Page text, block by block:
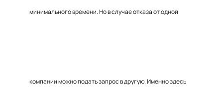
минимального времени. Но в случае отказа от одной
компании можно подать запрос в другую. Именно здесь